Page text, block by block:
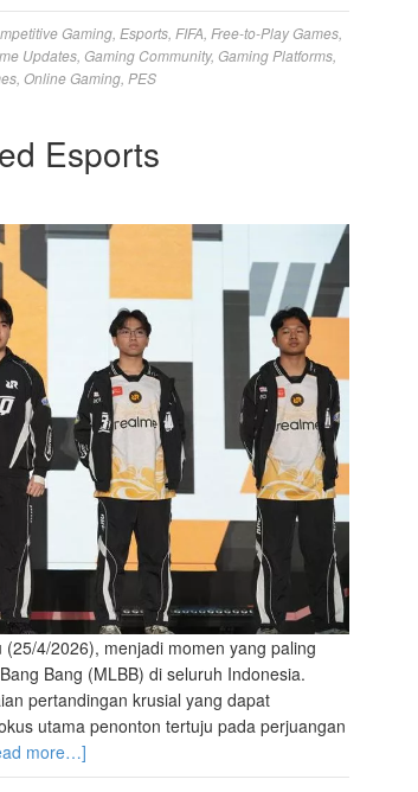
Gaming Esports FIFA Free-to-Play Games
Updates Gaming Community, Gaming Platforms
Online Gaming PES
Esports
4/2026), menjadi momen yang paling
Bang (MLBB) di seluruh Indonesia.
pertandingan krusial yang dapat
utama penonton tertuju pada perjuangan
more…]